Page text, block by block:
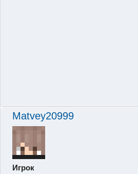
Matvey20999
Игрок